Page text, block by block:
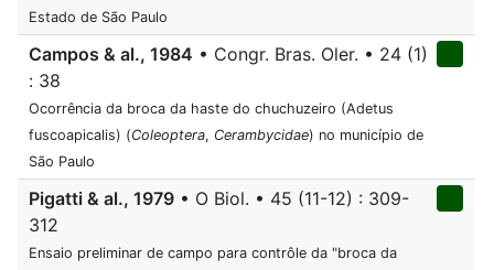
Estado de São Paulo
Campos & al., 1984 • Congr. Bras. Oler. • 24 (1)
: 38
Ocorrência da broca da haste do chuchuzeiro (Adetus
fuscoapicalis) (Coleoptera, Cerambycidae) no município de
São Paulo
Pigatti & al., 1979 • O Biol. • 45 (11-12) : 309-
312
Ensaio preliminar de campo para contrôle da "broca da